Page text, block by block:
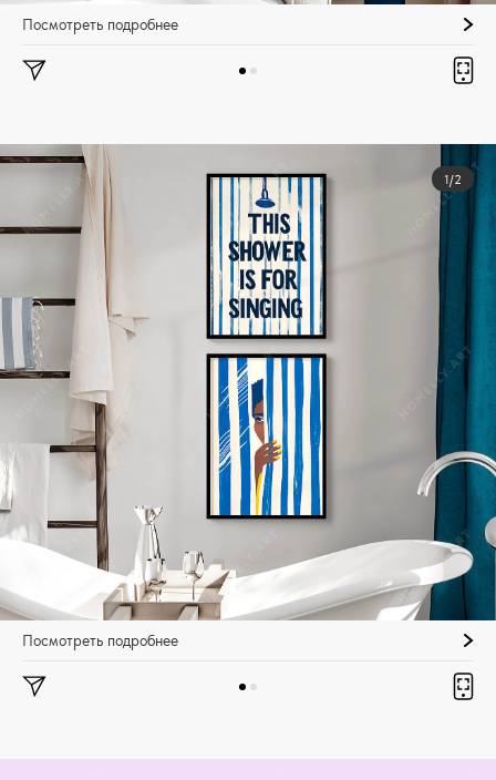
Посмотреть подробнее
1/2
Посмотреть подробнее